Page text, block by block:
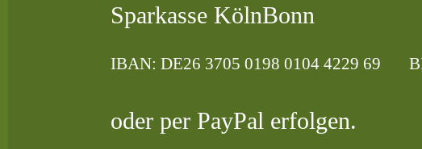
Sparkasse KölnBonn
IBAN: DE26 3705 0198 0104 4229 69
oder per PayPal erfolgen.